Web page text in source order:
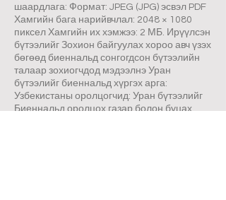
шаардлага: Формат: JPEG (JPG) эсвэл PDF
Хамгийн бага нарийвчлал: 2048 × 1080
пиксел Хамгийн их хэмжээ: 2 МБ. Ирүүлсэн
бүтээлийг Зохион байгуулах хороо авч үзэх
бөгөөд биеннальд сонгогдсон бүтээлийн
талаар зохиогчдод мэдээлнэ Уран
бүтээлийг биеннальд хүргэх арга:
Узбекистаны оролцогчид: Уран бүтээлийг
Биеннальд оролцох газар болон буцах